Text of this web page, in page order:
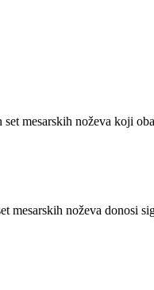
mesarskih noževa koji
noževa donosi